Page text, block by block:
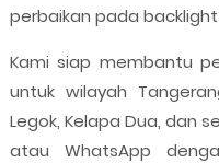
perbaikan pada backlight
Kami siap membantu
untuk wilayah
Legok, Kelapa Dua, dan
atau WhatsApp